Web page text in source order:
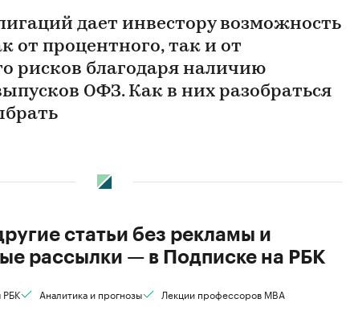
дает инвестору возможность
от процентного, так и от
рисков благодаря наличию
ОФЗ. Как в них разобраться
статьи без рекламы и
рассылки — в Подписке на РБК
РБК Аналитика и прогнозы Лекции профессоров MBA